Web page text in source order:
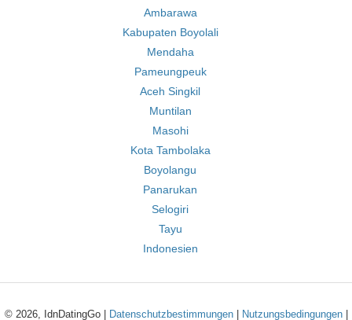
Ambarawa
Kabupaten Boyolali
Mendaha
Pameungpeuk
Aceh Singkil
Muntilan
Masohi
Kota Tambolaka
Boyolangu
Panarukan
Selogiri
Tayu
Indonesien
© 2026, IdnDatingGo | Datenschutzbestimmungen| Nutzungsbedingungen|